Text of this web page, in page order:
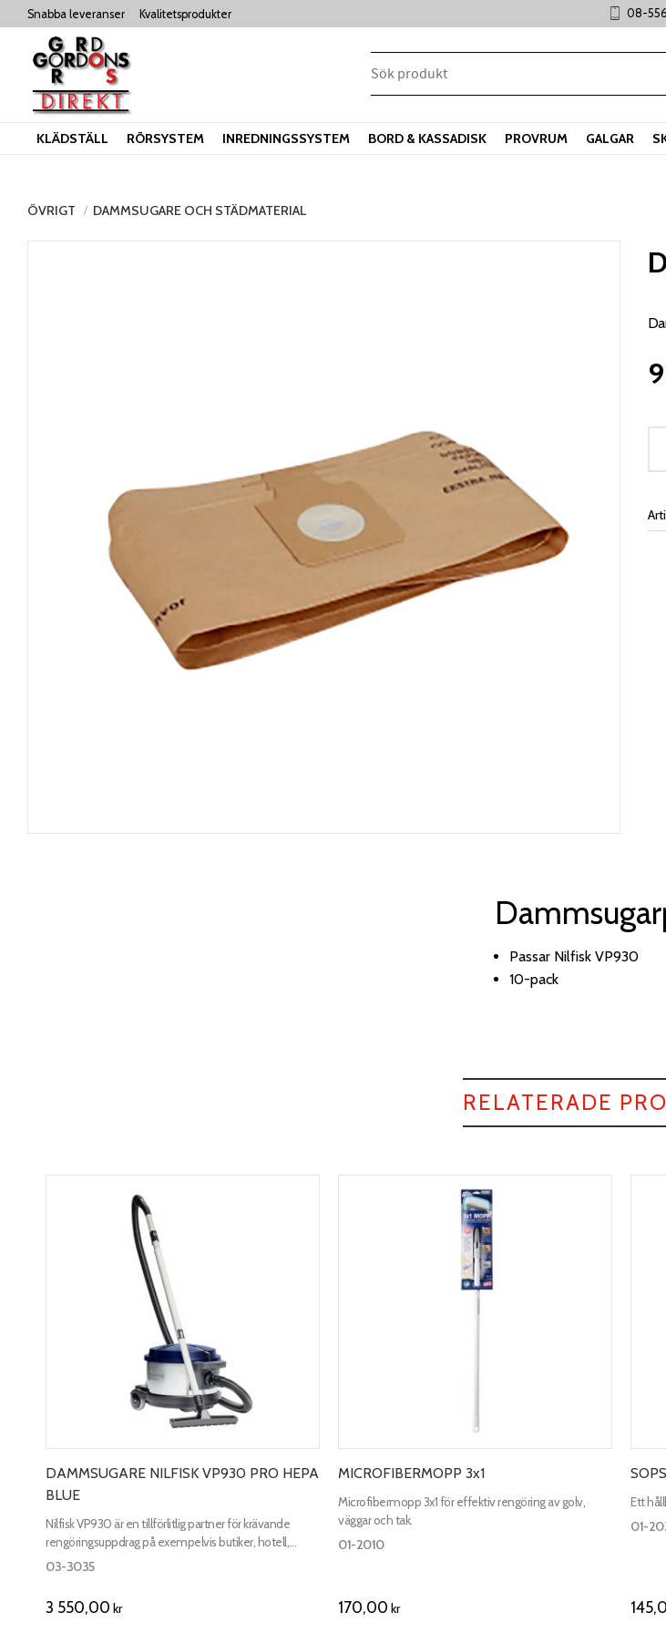
Snabba leveranser Kvalitetsprodukter 08-
KLÄDSTÄLL RÖRSYSTEM INREDNINGSSYSTEM BORD & KASSADISK PROVRUM GALGAR
ÖVRIGT DAMMSUGARE OCH STÄDMATERIAL
Passar Nilfisk VP930
10-pack
RELATERADE
DAMMSUGARE NILFISK VP930 PRO HEPA
BLUE
Nilfisk VP930 är en tillförlitlig partner för krävande
rengöringsuppdrag på exempelvis butiker, hotell,
skolor och kontor.
03-3035
3 550,00 kr
MICROFIBERMOPP 3x1
Microfibermopp 3x1 för effektiv rengöring av golv,
väggar och tak.
01-2010
170,00 kr
Ett
01-